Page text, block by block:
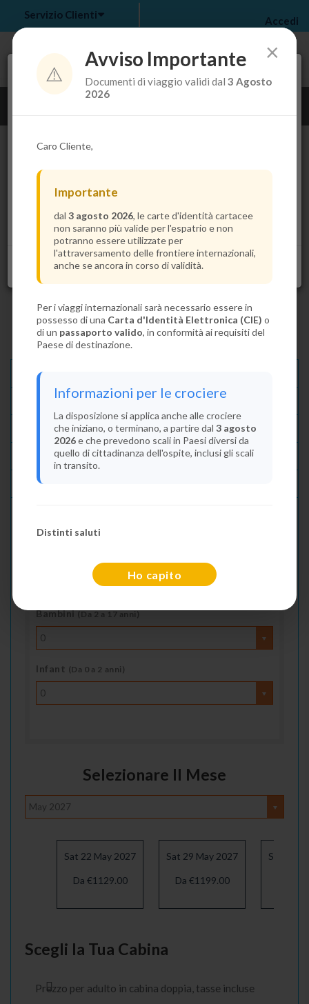
my bookings >
Servizio Clienti Accedi
Disponibilità
Condizioni
Recensioni
Indica il numero dei passeggeri
Bambini (Da 2 a 17 anni)
0
Infant (Da 0 a 2 anni)
0
Selezionare Il Mese
May 2027
Sat 22 May 2027
Da €1129.00
Sat 29 May 2027
Da €1199.00
Sat 05
Scegli la Tua Cabina
Prezzo per adulto in cabina doppia, tasse incluse
×
⚠️
Avviso Importante
Documenti di viaggio validi dal3 Agosto
2026
Caro Cliente,
Importante
dal 3 agosto 2026, le carte d'identità cartacee
non saranno più valide per l'espatrio e non
potranno essere utilizzate per
l'attraversamento delle frontiere internazionali,
anche se ancora in corso di validità.
Per i viaggi internazionali sarà necessario essere in
possesso di una Carta d'Identità Elettronica (CIE) o
di un passaporto valido, in conformità ai requisiti del
Paese di destinazione.
Informazioni per le crociere
La disposizione si applica anche alle crociere
che iniziano, o terminano, a partire dal 3 agosto
2026e che prevedono scali in Paesi diversi da
quello di cittadinanza dell'ospite, inclusi gli scali
in transito.
Distinti saluti
Ho capito
Tra pochi secondi troverai il prezzo più basso per la
tua crociera.